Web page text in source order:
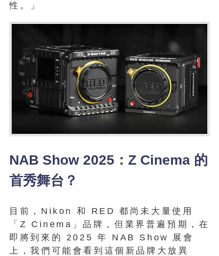
性。」
NAB Show 2025：Z Cinema 的
首秀舞台？
目前，Nikon 和 RED 都尚未大量使用
「Z Cinema」品牌，但業界普遍預期，在
即將到來的 2025 年 NAB Show 展會
上，我們可能會看到這個新品牌大放異